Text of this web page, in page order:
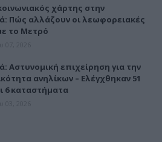
χάρτης στην
Πώς αλλάζουν οι λεωφορειακές
το Μετρό
Αστυνομική επιχείρηση για την
ανηλίκων – Ελέγχθηκαν 51
6 καταστήματα